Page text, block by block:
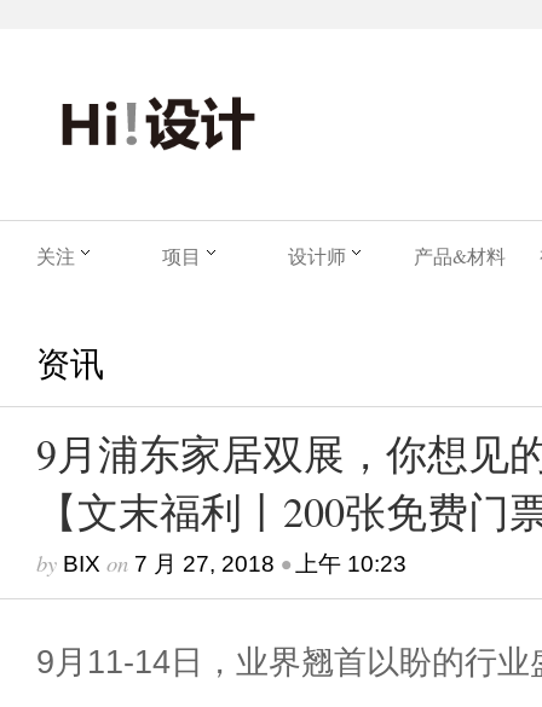
关注 项目 设计师 产品&材料
资讯
9月浦东家居双展，你想见
【文末福利丨200张免费门
by BIX on 7 月 27, 2018 • 上午 10:23
9月11-14日，业界翘首以盼的行业